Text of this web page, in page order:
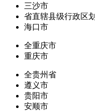
三沙市
省直辖县级行政区划
海口市
全重庆市
重庆市
全贵州省
遵义市
贵阳市
安顺市